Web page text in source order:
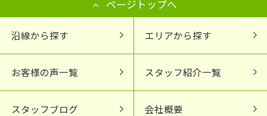
ページトップへ
沿線から探す エリアから探す
お客様の声一覧 スタッフ紹介一覧
スタッフブログ 会社概要